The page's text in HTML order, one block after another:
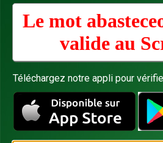
Le mot
valide au
Téléchargez notre appli pour